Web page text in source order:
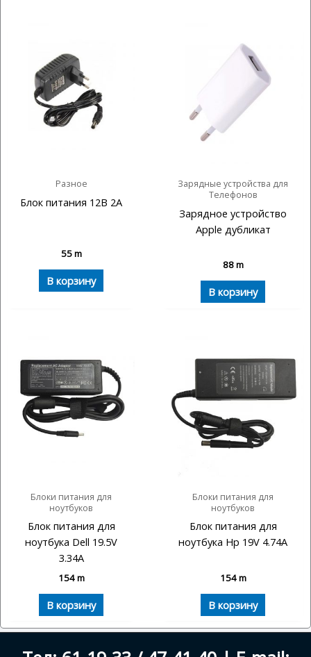
Разное
Блок питания 12В 2А
55m
В корзину
Зарядные устройства для
Телефонов
Зарядное устройство
Apple дубликат
88m
В корзину
Блоки питания для
ноутбуков
Блок питания для
ноутбука Dell 19.5V
3.34A
154m
В корзину
Блоки питания для
ноутбуков
Блок питания для
ноутбука Hp 19V 4.74A
154m
В корзину